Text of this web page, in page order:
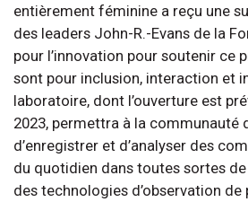
entièrement féminine a reçu une
des leaders John-R.-Evans de la
pour l’innovation pour soutenir ce
sont pour inclusion, interaction et
laboratoire, dont l’ouverture est
2023, permettra à la communauté
d’enregistrer et d’analyser des
du quotidien dans toutes sortes
des technologies d’observation de